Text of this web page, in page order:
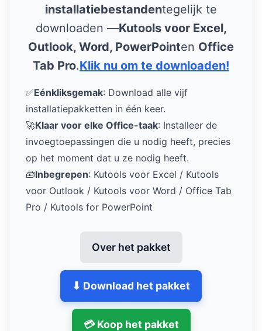
installatiebestandentegelijk te
downloaden —Kutools voor Excel,
Outlook, Word, PowerPointen Office
Tab Pro.Klik nu om te downloaden!
✅Eénkliksgemak: Download alle vijf
installatiepakketten in één keer.
🚀Klaar voor elke Office-taak: Installeer de
invoegtoepassingen die u nodig heeft, precies
op het moment dat u ze nodig heeft.
🧰Inbegrepen: Kutools voor Excel / Kutools
voor Outlook / Kutools voor Word / Office Tab
Pro / Kutools for PowerPoint
Over het pakket
⬇ Download het pakket
💳 Koop het pakket